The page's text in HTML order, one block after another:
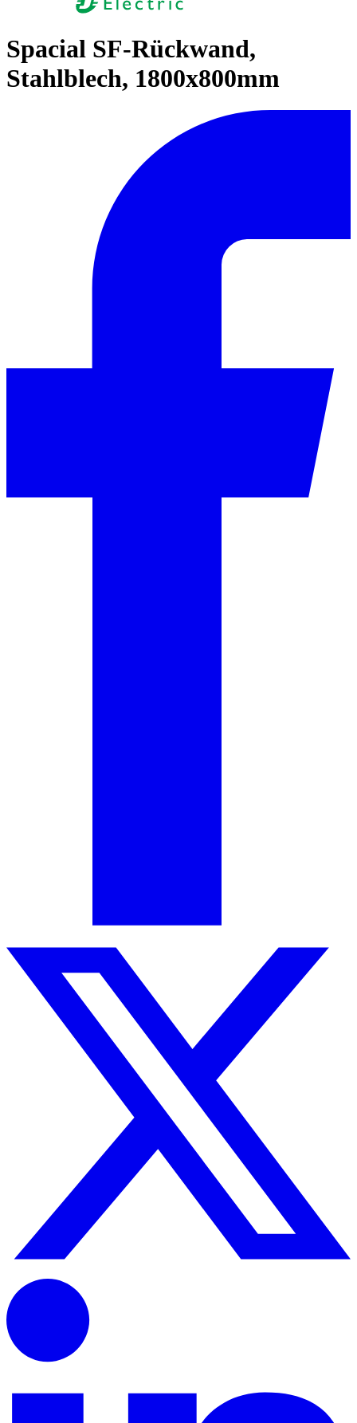
Spacial SF-Rückwand,
Stahlblech, 1800x800mm